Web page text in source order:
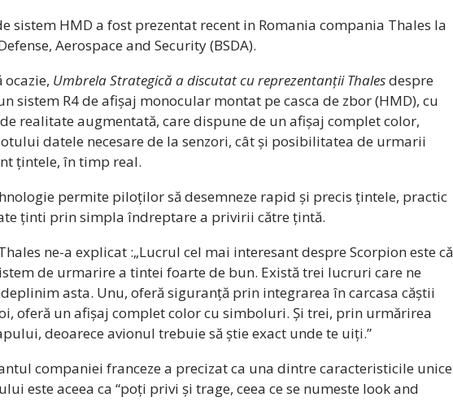
sistem HMD a fost prezentat recent in Romania compania Thales la
Aerospace and Security (BSDA).
ocazie, Umbrela Strategică a discutat cu reprezentanții Thalesdespre
sistem R4 de afișaj monocular montat pe casca de zbor (HMD), cu
realitate augmentată, care dispune de un afișaj complet color,
datele necesare de la senzori, cât și posibilitatea de urmarii
țintele, în timp real.
permite piloților să desemneze rapid și precis țintele, practic
ținti prin simpla îndreptare a privirii către țintă.
ne-a explicat :„Lucrul cel mai interesant despre Scorpion este că
de urmarire a tintei foarte de bun. Există trei lucruri care ne
asta. Unu, oferă siguranță prin integrarea în carcasa căștii
oferă un afișaj complet color cu simboluri. Și trei, prin urmărirea
deoarece avionul trebuie să știe exact unde te uiți.”
companiei franceze a precizat ca una dintre caracteristicile unice
este aceea ca “poți privi și trage, ceea ce se numeste look and